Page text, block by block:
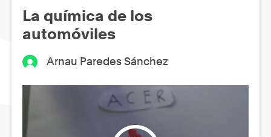
La química de los
automóviles
Arnau Paredes Sánchez